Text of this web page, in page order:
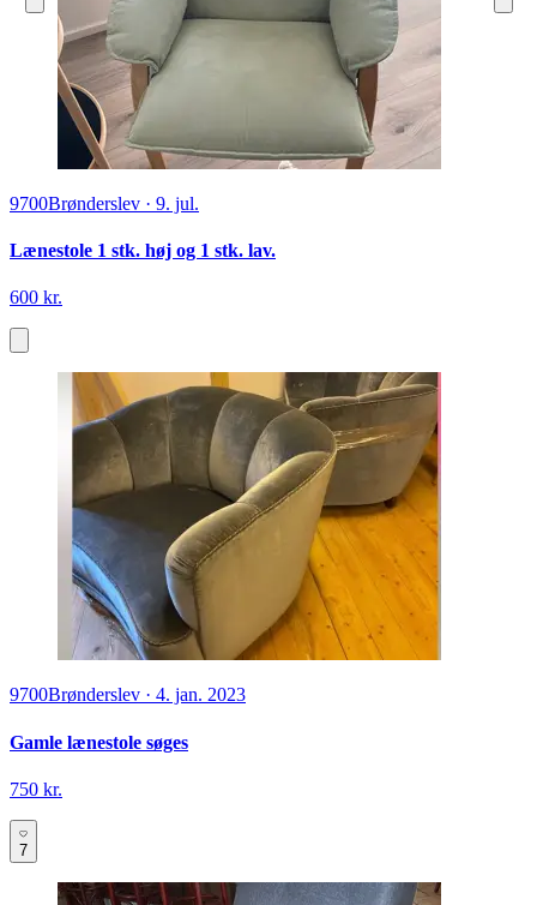
9700Brønderslev · 9. jul.
Lænestole 1 stk. høj og 1 stk. lav.
600 kr.
9700Brønderslev · 4. jan. 2023
Gamle lænestole søges
750 kr.
7